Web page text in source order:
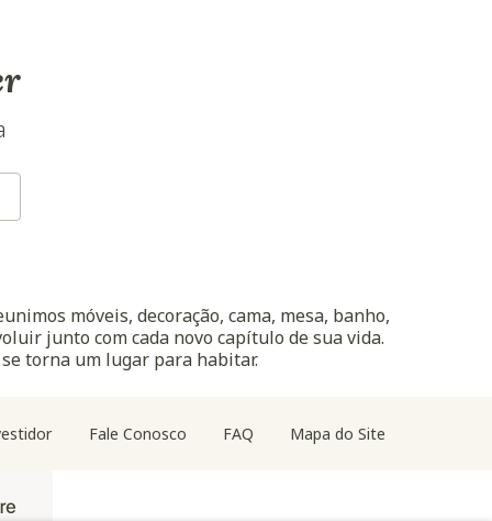
móveis, decoração, cama, mesa, banho,
junto com cada novo capítulo de sua vida.
torna um lugar para habitar.
Fale Conosco FAQ Mapa do Site